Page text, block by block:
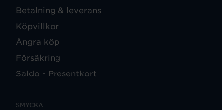
Betalning & leverans
Köpvillkor
Ångra köp
Försäkring
Saldo - Presentkort
SMYCKA